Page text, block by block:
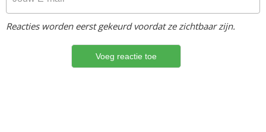
Reacties worden eerst gekeurd voordat ze zichtbaar zijn.